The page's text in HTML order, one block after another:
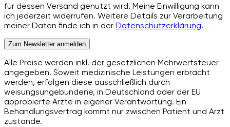
für dessen Versand genutzt wird. Meine Einwilligung kann
ich jederzeit widerrufen. Weitere Details zur Verarbeitung
meiner Daten finde ich in der Datenschutzerklärung.
Zum Newsletter anmelden
Alle Preise werden inkl. der gesetzlichen Mehrwertsteuer
angegeben. Soweit medizinische Leistungen erbracht
werden, erfolgen diese ausschließlich durch
weisungsungebundene, in Deutschland oder der EU
approbierte Ärzte in eigener Verantwortung. Ein
Behandlungsvertrag kommt nur zwischen Patient und Arzt
zustande.